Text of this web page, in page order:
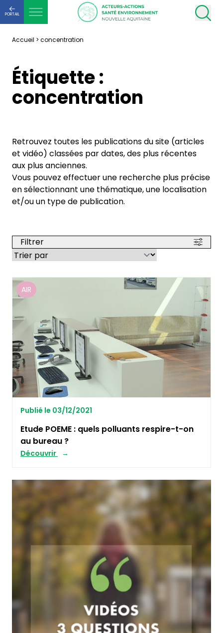
PORTAIL
Accueil > concentration
Étiquette :
concentration
Retrouvez toutes les publications du site (articles
et vidéo) classées par dates, des plus récentes
aux plus anciennes.
Vous pouvez effectuer une recherche plus précise
en sélectionnant une thématique, une localisation
et/ou un type de publication.
Filtrer
AIR
Publié le 03/12/2021
Etude POEME : quels polluants respire-t-on
au bureau ?
Découvrir